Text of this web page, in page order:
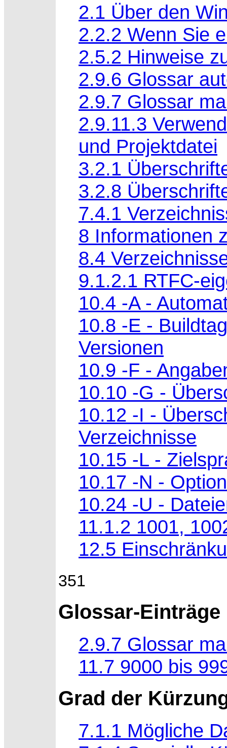
2.1 Über den
2.2.2 Wenn Sie
2.5.2 Hinweise
2.9.6 Glossar
2.9.7 Glossar
2.9.11.3
und Projektdatei
3.2.1
3.2.8
7.4.1
8 Informationen
8.4
9.1.2.1 RTFC-
10.4 -A -
10.8 -E -
Versionen
10.9 -F -
10.10 -G -
10.12 -I -
Verzeichnisse
10.15 -L -
10.17 -N -
10.24 -U -
11.1.2 1001,
12.5
351
Glossar-Einträge
2.9.7 Glossar
11.7 9000 bis
Grad der
7.1.1 Mögliche